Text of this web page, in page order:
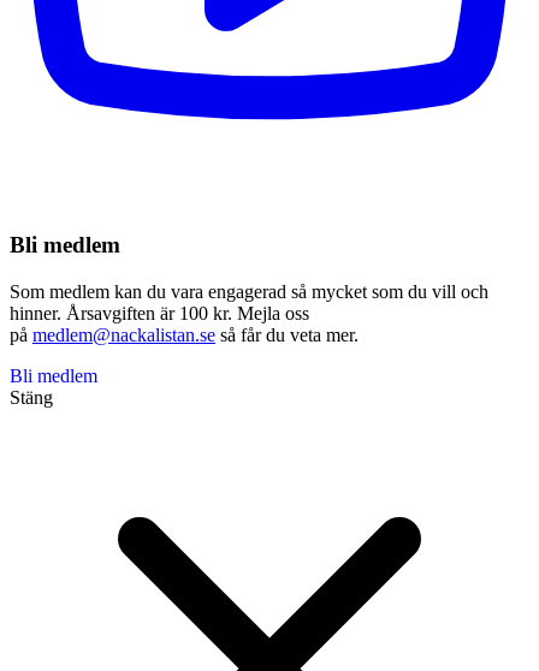
Bli medlem
Som medlem kan du vara engagerad så mycket som du vill och
hinner. Årsavgiften är 100 kr. Mejla oss
på medlem@nackalistan.se så får du veta mer.
Bli medlem
Stäng